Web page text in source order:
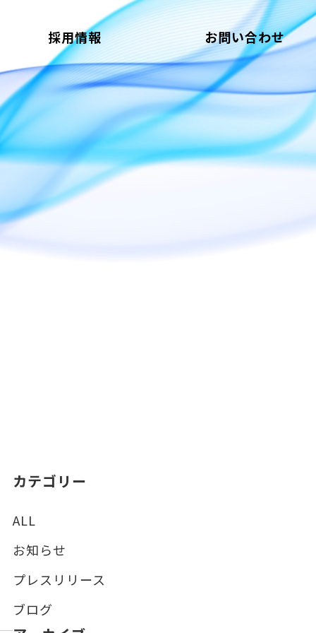
採用情報 お問い合わせ
カテゴリー
ALL
お知らせ
プレスリリース
ブログ